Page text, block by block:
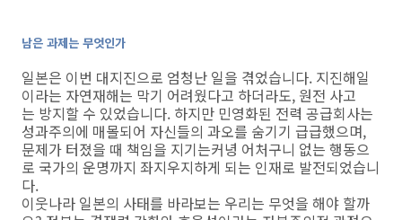
남은 과제는 무엇인가
일본은 이번 대지진으로 엄청난 일을 겪었습니다. 지진해일
이라는 자연재해는 막기 어려웠다고 하더라도, 원전 사고
는 방지할 수 있었습니다. 하지만 민영화된 전력 공급회사는
성과주의에 매몰되어 자신들의 과오를 숨기기 급급했으며,
문제가 터졌을 때 책임을 지기는커녕 어처구니 없는 행동으
로 국가의 운명까지 좌지우지하게 되는 인재로 발전되었습니
다.
이웃나라 일본의 사태를 바라보는 우리는 무엇을 해야 할까